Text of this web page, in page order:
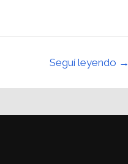
Seguí leyendo →